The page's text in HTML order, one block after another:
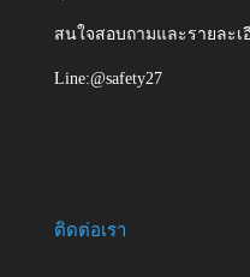
สนใจสอบถามและรายละเ
Line:@safety27
ติดต่อเรา